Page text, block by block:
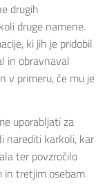
drugih
druge namene.
ki jih je pridobil
in obravnaval
v primeru, če mu je
uporabljati za
narediti karkoli, kar
ter povzročilo
in tretjim osebam.